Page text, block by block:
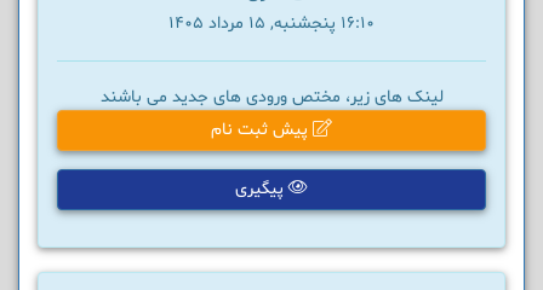
16:10 پنجشنبه, 15 مرداد 1405
لینک های زیر، مختص ورودی های جدید می باشند
پیش ثبت نام
پیگیری